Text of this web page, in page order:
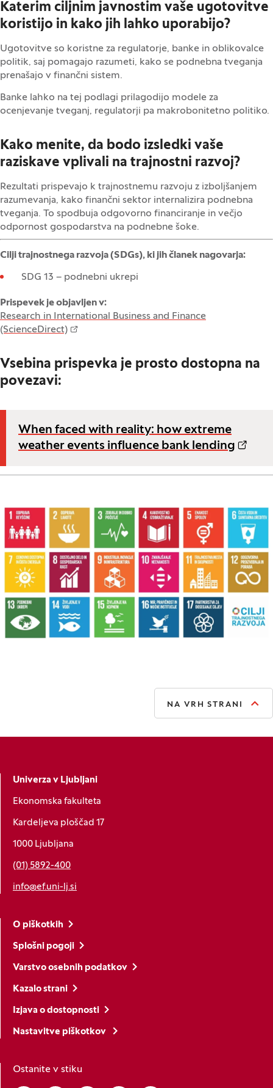
Katerim ciljnim javnostim vaše ugotovitve
koristijo in kako jih lahko uporabijo?
Ugotovitve so koristne za regulatorje, banke in oblikovalce
politik, saj pomagajo razumeti, kako se podnebna tveganja
prenašajo v finančni sistem.
Banke lahko na tej podlagi prilagodijo modele za
ocenjevanje tveganj, regulatorji pa makrobonitetno politiko.
Kako menite, da bodo izsledki vaše
raziskave vplivali na trajnostni razvoj?
Rezultati prispevajo k trajnostnemu razvoju z izboljšanjem
razumevanja, kako finančni sektor internalizira podnebna
tveganja. To spodbuja odgovorno financiranje in večjo
odpornost gospodarstva na podnebne šoke.
Cilji trajnostnega razvoja (SDGs), ki jih članek nagovarja:
SDG 13 – podnebni ukrepi
Prispevek je objavljen v:
Research in International Business and Finance
(ScienceDirect)
Vsebina prispevka je prosto dostopna na
povezavi:
When faced with reality: how extreme
weather events influence bank lending
NA VRH STRANI
Univerza v Ljubljani
Ekonomska fakulteta
Kardeljeva ploščad 17
1000 Ljubljana
(01) 5892-400
info@ef.uni-lj.si
O piškotkih
Splošni pogoji
Varstvo osebnih podatkov
Kazalo strani
Izjava o dostopnosti
Nastavitve piškotkov
Ostanite v stiku